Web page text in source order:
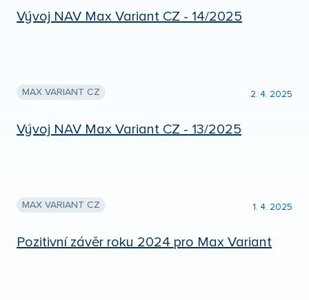
Vývoj NAV Max Variant CZ - 14/2025
MAX VARIANT CZ 2. 4. 2025
Vývoj NAV Max Variant CZ - 13/2025
MAX VARIANT CZ 1. 4. 2025
Pozitivní závěr roku 2024 pro Max Variant